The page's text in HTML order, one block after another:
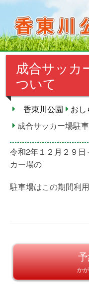
コ
テ
ン
ツ
キ
成合サッカ
ついて
香東川公園
おし
成合サッカー場駐
令和2年１２月２９
カー場の
駐車場はこの期間利
か